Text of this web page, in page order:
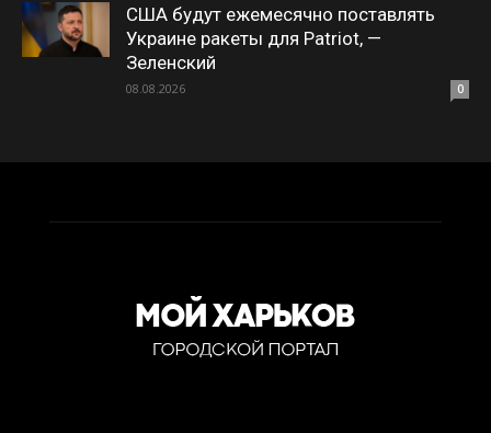
США будут ежемесячно поставлять
Украине ракеты для Patriot, —
Зеленский
08.08.2026 0